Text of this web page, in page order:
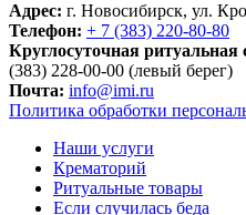
Адрес: г. Новосибирск, ул.
Телефон: + 7 (383) 220-80-80
Круглосуточная ритуальная
(383) 228-00-00 (левый берег)
Почта: info@imi.ru
Политика обработки
Наши услуги
Крематорий
Ритуальные товары
Если случилась беда